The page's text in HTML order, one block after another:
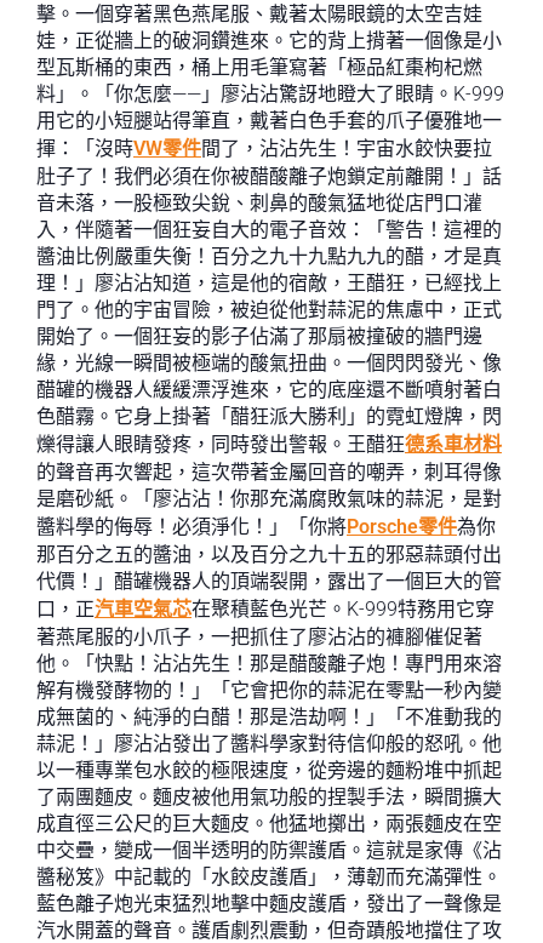
擊。一個穿著黑色燕尾服、戴著太陽眼鏡的太空吉娃
娃，正從牆上的破洞鑽進來。它的背上揹著一個像是小
型瓦斯桶的東西，桶上用毛筆寫著「極品紅棗枸杞燃
料」。「你怎麼——」廖沾沾驚訝地瞪大了眼睛。K-999
用它的小短腿站得筆直，戴著白色手套的爪子優雅地一
揮：「沒時VW零件間了，沾沾先生！宇宙水餃快要拉
肚子了！我們必須在你被醋酸離子炮鎖定前離開！」話
音未落，一股極致尖銳、刺鼻的酸氣猛地從店門口灌
入，伴隨著一個狂妄自大的電子音效：「警告！這裡的
醬油比例嚴重失衡！百分之九十九點九九的醋，才是真
理！」廖沾沾知道，這是他的宿敵，王醋狂，已經找上
門了。他的宇宙冒險，被迫從他對蒜泥的焦慮中，正式
開始了。一個狂妄的影子佔滿了那扇被撞破的牆門邊
緣，光線一瞬間被極端的酸氣扭曲。一個閃閃發光、像
醋罐的機器人緩緩漂浮進來，它的底座還不斷噴射著白
色醋霧。它身上掛著「醋狂派大勝利」的霓虹燈牌，閃
爍得讓人眼睛發疼，同時發出警報。王醋狂德系車材料
的聲音再次響起，這次帶著金屬回音的嘲弄，刺耳得像
是磨砂紙。「廖沾沾！你那充滿腐敗氣味的蒜泥，是對
醬料學的侮辱！必須淨化！」「你將Porsche零件為你
那百分之五的醬油，以及百分之九十五的邪惡蒜頭付出
代價！」醋罐機器人的頂端裂開，露出了一個巨大的管
口，正汽車空氣芯在聚積藍色光芒。K-999特務用它穿
著燕尾服的小爪子，一把抓住了廖沾沾的褲腳催促著
他。「快點！沾沾先生！那是醋酸離子炮！專門用來溶
解有機發酵物的！」「它會把你的蒜泥在零點一秒內變
成無菌的、純淨的白醋！那是浩劫啊！」「不准動我的
蒜泥！」廖沾沾發出了醬料學家對待信仰般的怒吼。他
以一種專業包水餃的極限速度，從旁邊的麵粉堆中抓起
了兩團麵皮。麵皮被他用氣功般的捏製手法，瞬間擴大
成直徑三公尺的巨大麵皮。他猛地擲出，兩張麵皮在空
中交疊，變成一個半透明的防禦護盾。這就是家傳《沾
醬秘笈》中記載的「水餃皮護盾」，薄韌而充滿彈性。
藍色離子炮光束猛烈地擊中麵皮護盾，發出了一聲像是
汽水開蓋的聲音。護盾劇烈震動，但奇蹟般地擋住了攻